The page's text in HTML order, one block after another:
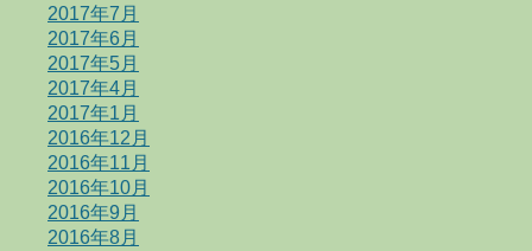
2017年7月
2017年6月
2017年5月
2017年4月
2017年1月
2016年12月
2016年11月
2016年10月
2016年9月
2016年8月